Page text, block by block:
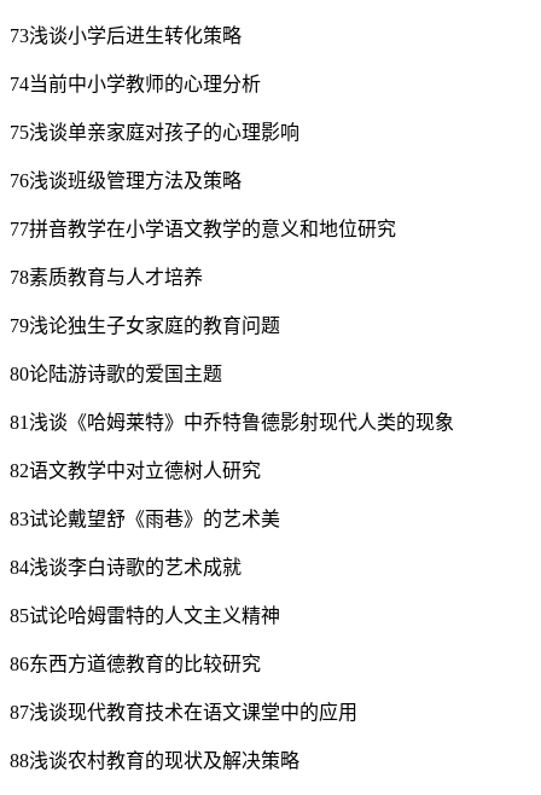
73浅谈小学后进生转化策略
74当前中小学教师的心理分析
75浅谈单亲家庭对孩子的心理影响
76浅谈班级管理方法及策略
77拼音教学在小学语文教学的意义和地位研究
78素质教育与人才培养
79浅论独生子女家庭的教育问题
80论陆游诗歌的爱国主题
81浅谈《哈姆莱特》中乔特鲁德影射现代人类的现象
82语文教学中对立德树人研究
83试论戴望舒《雨巷》的艺术美
84浅谈李白诗歌的艺术成就
85试论哈姆雷特的人文主义精神
86东西方道德教育的比较研究
87浅谈现代教育技术在语文课堂中的应用
88浅谈农村教育的现状及解决策略